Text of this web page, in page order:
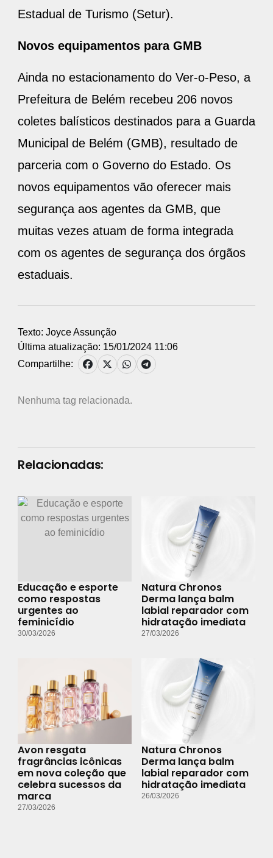
Estadual de Turismo (Setur).
Novos equipamentos para GMB
Ainda no estacionamento do Ver-o-Peso, a
Prefeitura de Belém recebeu 206 novos
coletes balísticos destinados para a Guarda
Municipal de Belém (GMB), resultado de
parceria com o Governo do Estado. Os
novos equipamentos vão oferecer mais
segurança aos agentes da GMB, que
muitas vezes atuam de forma integrada
com os agentes de segurança dos órgãos
estaduais.
Texto: Joyce Assunção
Última atualização: 15/01/2024 11:06
Compartilhe:
Nenhuma tag relacionada.
Relacionadas:
Educação e esporte
como respostas
urgentes ao
feminicídio
30/03/2026
Natura Chronos
Derma lança balm
labial reparador com
hidratação imediata
27/03/2026
Avon resgata
fragrâncias icônicas
em nova coleção que
celebra sucessos da
marca
27/03/2026
Natura Chronos
Derma lança balm
labial reparador com
hidratação imediata
26/03/2026